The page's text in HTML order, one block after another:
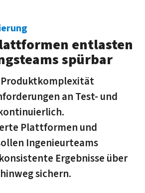
entlasten
spürbar
an Test- und
Plattformen und
Ingenieurteams
Ergebnisse über
sichern.